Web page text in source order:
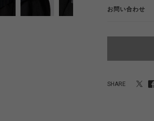
お問い合わせ
SHARE